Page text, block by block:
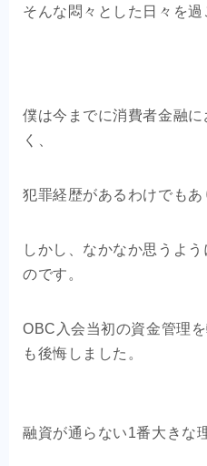
そんな悶々とした日々を過
僕は今までに消費者金融
く、
犯罪経歴があるわけでもあ
しかし、なかなか思うよ
のです。
OBC入会当初の資金管理
も後悔しました。
融資が通らない1番大きな